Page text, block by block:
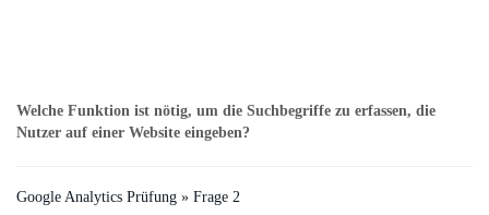
Welche Funktion ist nötig, um die Suchbegriffe zu erfassen, die
Nutzer auf einer Website eingeben?
Google Analytics Prüfung » Frage 2